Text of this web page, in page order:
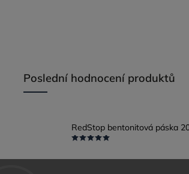
Poslední hodnocení produktů